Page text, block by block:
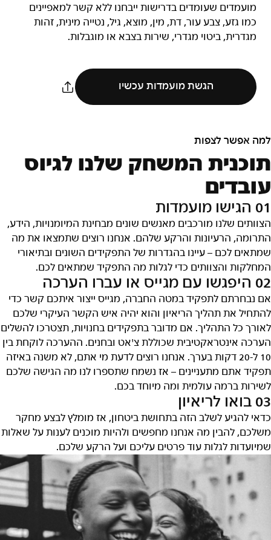
מועמדים שעומדים בדרישות ייבחנו ללא קשר למאפיינים
כמו גזע, צבע עור, דת, מין, מוצא, גיל, נטייה מינית, זהות
מגדרית, ביטוי מגדרי, שירות בצבא או מוגבלות.
הגשת מועמדות עכשיו
למה אפשר לצפות
תוכנית המשחק שלנו לגיוס
עובדים
01 הגישו מועמדות
הצוותים שלנו מורכבים מאנשים שונים מבחינת המיומנויות, הידע,
התרומה, הרעיונות והרקע שלהם. אנחנו רוצים שתמצאו את מה
שמתאים לכם – עיינו בהגדרות של התפקידים השונים ובתיאורי
המחלקות והצוותים כדי לגלות מה התפקיד שמתאים לכם.
02 היפגשו עם מגייס או עברו הערכה
אם נבחרתם לתפקיד במטה החברה, מגייס ייצור איתכם קשר כדי
להתחיל את תהליך הריאיון והוא יהיה איש הקשר העיקרי שלכם
לאורך כל התהליך. אם מדובר בתפקידים בחנויות, תצטרכו להשלים
הערכה אינטראקטיבית שכוללת צ'אט ובחנים. ההערכה לוקחת בין
10 ל-20 דקות בערך. אנחנו רוצים לדעת מי אתם, לא משנה באיזה
תפקיד אתם מתעניינים – אז נשמח שתספרו לנו מה הגישה שלכם
לשירות ברמה עולמית ומה מיוחד בכם.
03 בואו לריאיון
כדאי להגיע לשלב הזה בתחושת ביטחון, אז מומלץ לבצע מחקר
משלכם, להבין מה אנחנו מחפשים ולהיות מוכנים לענות על שאלות
שמיועדות לגלות עוד פרטים עליכם ועל הרקע שלכם.